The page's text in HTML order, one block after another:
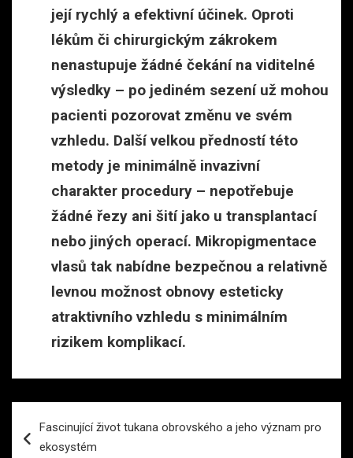
její rychlý a efektivní účinek. Oproti
lékům či chirurgickým zákrokem
nenastupuje žádné čekání na viditelné
výsledky – po jediném sezení už mohou
pacienti pozorovat změnu ve svém
vzhledu. Další velkou předností této
metody je minimálně invazivní
charakter procedury – nepotřebuje
žádné řezy ani šití jako u transplantací
nebo jiných operací. Mikropigmentace
vlasů tak nabídne bezpečnou a relativně
levnou možnost obnovy esteticky
atraktivního vzhledu s minimálním
rizikem komplikací.
proFascinující život tukana obrovského a jeho význam pro
ekosystém